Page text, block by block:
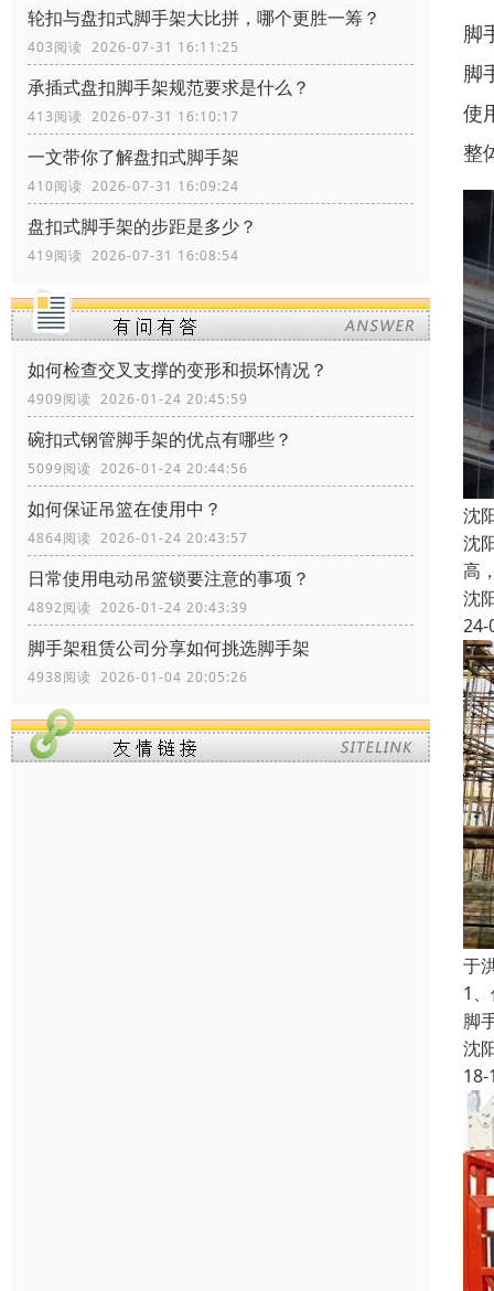
轮扣与盘扣式脚手架大比拼，哪个更胜一筹？
403阅读 2026-07-31 16:11:25
承插式盘扣脚手架规范要求是什么？
413阅读 2026-07-31 16:10:17
一文带你了解盘扣式脚手架
410阅读 2026-07-31 16:09:24
盘扣式脚手架的步距是多少？
419阅读 2026-07-31 16:08:54
如何检查交叉支撑的变形和损坏情况？
4909阅读 2026-01-24 20:45:59
碗扣式钢管脚手架的优点有哪些？
5099阅读 2026-01-24 20:44:56
如何保证吊篮在使用中？
4864阅读 2026-01-24 20:43:57
日常使用电动吊篮锁要注意的事项？
4892阅读 2026-01-24 20:43:39
脚手架租赁公司分享如何挑选脚手架
4938阅读 2026-01-04 20:05:26
脚
脚
使
整
沈
沈
高
沈
24-
于
1
脚
沈
18-